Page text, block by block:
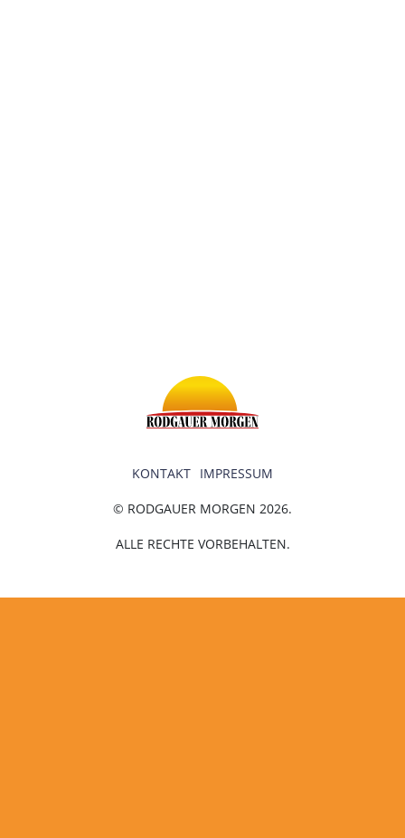
© RODGAUER MORGEN 2026.
KONTAKT IMPRESSUM